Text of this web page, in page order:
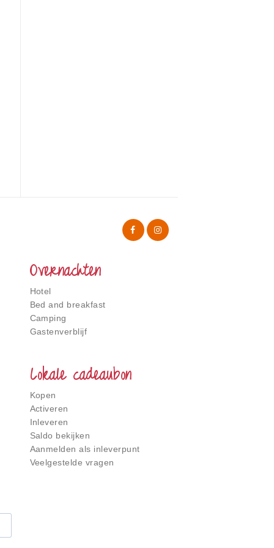
Overnachten
Hotel
Bed and breakfast
Camping
Gastenverblijf
Lokale cadeaubon
Kopen
Activeren
Inleveren
Saldo bekijken
Aanmelden als inleverpunt
Veelgestelde vragen